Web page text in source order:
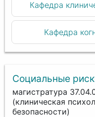
Кафедра
Кафедра
Социальные
магистратура
(клиническая
безопасности)